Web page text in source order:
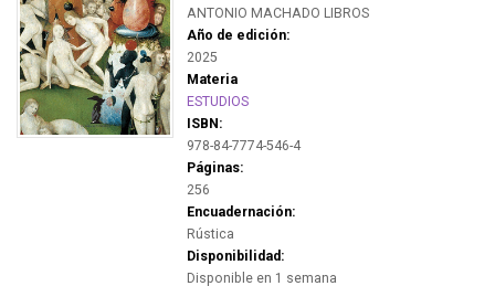
ANTONIO MACHADO LIBROS
Año de edición:
2025
Materia
ESTUDIOS
ISBN:
978-84-7774-546-4
Páginas:
256
Encuadernación:
Rústica
Disponibilidad:
Disponible en 1 semana